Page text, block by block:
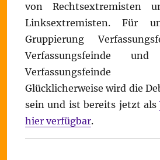
von Rechtsextremisten
Linksextremisten. Für
Gruppierung
Verfassungsfeinde
Verfassungsfeinde
Glücklicherweise wird die
sein und ist bereits jetzt als
hier verfügbar.